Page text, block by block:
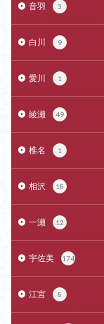
音羽 3
白川 9
愛川 1
綾瀬 49
椎名 1
相沢 18
一瀬 12
宇佐美 174
江宮 8